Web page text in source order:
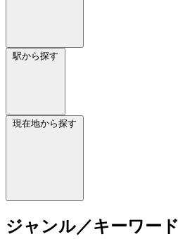
駅から探す
現在地から探す
ジャンル／キーワード